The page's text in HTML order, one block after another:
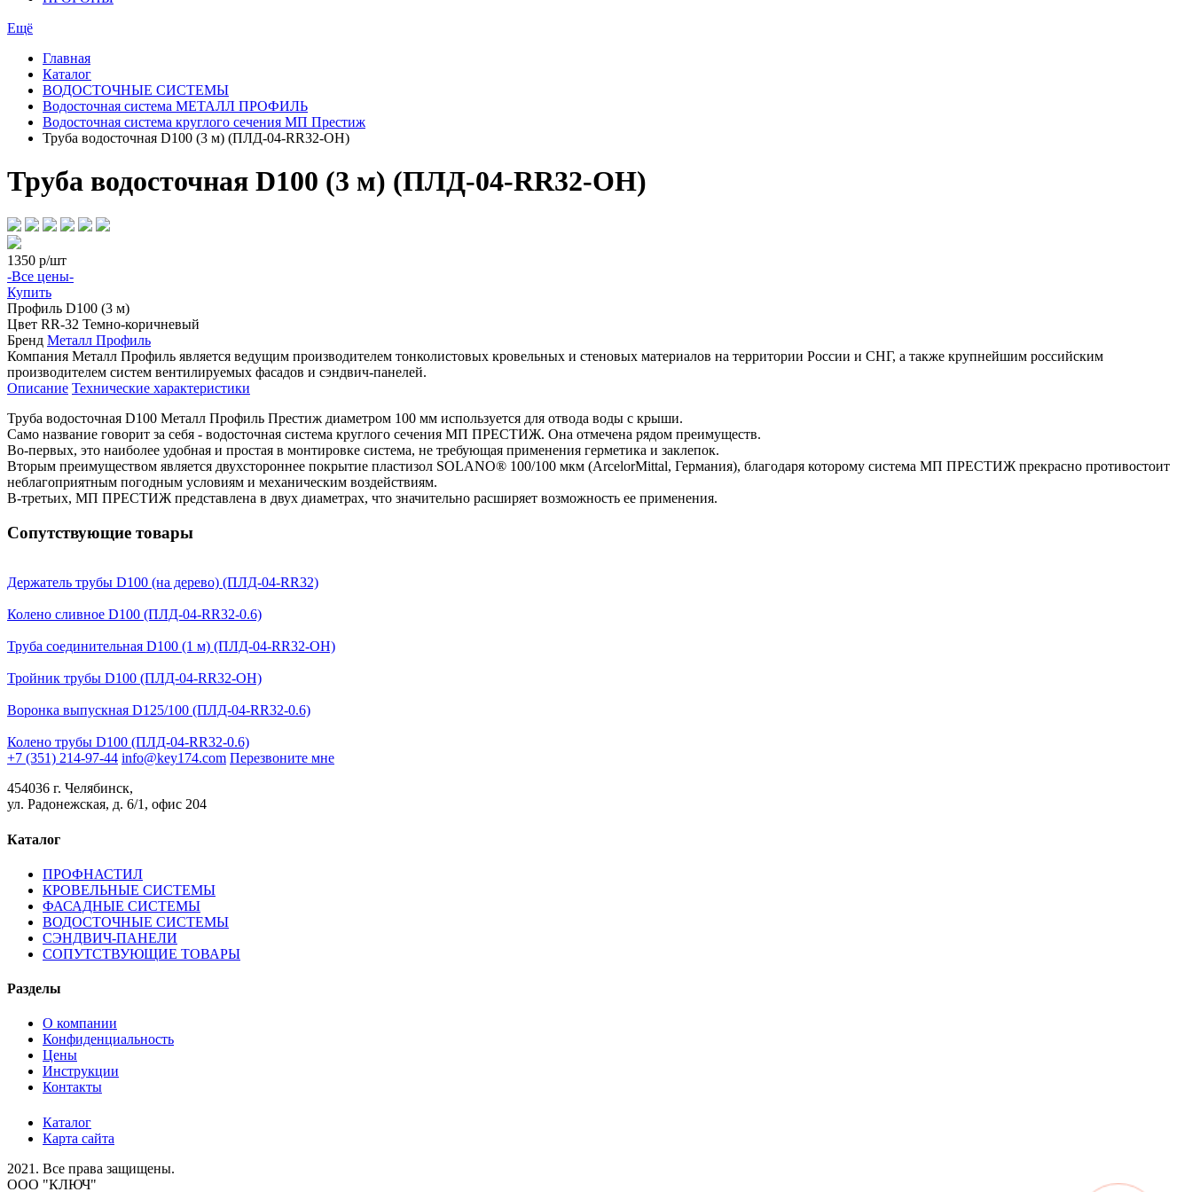
Ещё
Главная
Каталог
ВОДОСТОЧНЫЕ СИСТЕМЫ
Водосточная система МЕТАЛЛ ПРОФИЛЬ
Водосточная система круглого сечения МП Престиж
Труба водосточная D100 (3 м) (ПЛД-04-RR32-ОН)
Труба водосточная D100 (3 м) (ПЛД-04-RR32-ОН)
1350 р/шт
-Все цены-
Купить
Профиль D100 (3 м)
Цвет RR-32 Темно-коричневый
Бренд Металл Профиль
Компания Металл Профиль является ведущим производителем тонколистовых кровельных и стеновых материалов на территории России и СНГ, а также крупнейшим российским
производителем систем вентилируемых фасадов и сэндвич-панелей.
Описание Технические характеристики
Труба водосточная D100 Металл Профиль Престиж диаметром 100 мм используется для отвода воды с крыши.
Само название говорит за себя - водосточная система круглого сечения МП ПРЕСТИЖ. Она отмечена рядом преимуществ.
Во-первых, это наиболее удобная и простая в монтировке система, не требующая применения герметика и заклепок.
Вторым преимуществом является двухстороннее покрытие пластизол SOLANO® 100/100 мкм (ArcelorMittal, Германия), благодаря которому система МП ПРЕСТИЖ прекрасно противостоит
неблагоприятным погодным условиям и механическим воздействиям.
В-третьих, МП ПРЕСТИЖ представлена в двух диаметрах, что значительно расширяет возможность ее применения.
Сопутствующие товары
Держатель трубы D100 (на дерево) (ПЛД-04-RR32)
Колено сливное D100 (ПЛД-04-RR32-0.6)
Труба соединительная D100 (1 м) (ПЛД-04-RR32-ОН)
Тройник трубы D100 (ПЛД-04-RR32-ОН)
Воронка выпускная D125/100 (ПЛД-04-RR32-0.6)
Колено трубы D100 (ПЛД-04-RR32-0.6)
+7 (351) 214-97-44 info@key174.com Перезвоните мне
454036 г. Челябинск,
ул. Радонежская, д. 6/1, офис 204
Каталог
ПРОФНАСТИЛ
КРОВЕЛЬНЫЕ СИСТЕМЫ
ФАСАДНЫЕ СИСТЕМЫ
ВОДОСТОЧНЫЕ СИСТЕМЫ
СЭНДВИЧ-ПАНЕЛИ
СОПУТСТВУЮЩИЕ ТОВАРЫ
Разделы
О компании
Конфиденциальность
Цены
Инструкции
Контакты
Каталог
Карта сайта
2021. Все права защищены.
ООО "КЛЮЧ"